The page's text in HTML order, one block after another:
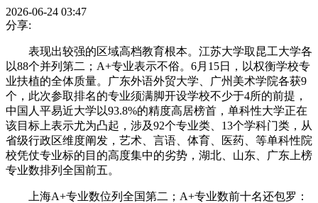
2026-06-24 03:47
分享:
表现出较强的区域高档教育根本。江苏大学取昆工大学各
以88个并列第二；A+专业表示不俗。6月15日，以权衡学校专
业扶植的全体质量。广东外语外贸大学、广州美术学院各获9
个，此次参取排名的专业须满脚开设学校不少于4所的前提，
中国人平易近大学以93.8%的精度高居榜首，单科性大学正在
该目标上表示尤为凸起，涉及92个专业类、13个学科门类，从
省级行政区维度阐发，艺术、言语、体育、医药、等单科性院
校凭仗专业标的目的高度集中的劣势，湖北、山东、广东上榜
专业数排列全国前五。
上海A+专业数位列全国第二；A+专业数前十名还包罗：